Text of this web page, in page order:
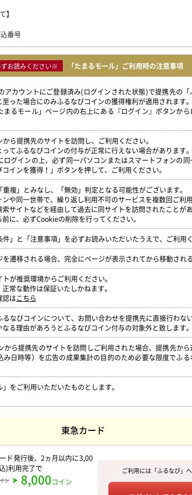
】
番号
お読みください※ 「たまるモール」ご利用時の注意事項
アカウントにご登録済み(ログインされた状態)で提携先の
った場合にのみふるなびコインの獲得権利が適用されます。
るモール」ページ内の右上にある『ログイン』ボタンか
ら提携先のサイトを訪問し、ご利用ください。
てふるなびコインの付与が正常に行えない場合があります。
グインの上、必ず同一パソコンまたはスマートフォンの
インを獲得！」ボタンを押して、ご利用ください。
複」とみなし、「無効」判定となる可能性がございます。
や同一世帯で、繰り返し利用不可のサービスを複数回ご利
サイトなどを経由して過去に同サイトを訪問されたことが
に、必ずCookieの削除を行ってください。
」と「注意事項」を必ずお読みいただいたうえで、ご利用く
遷移される場合、完全にページが表示されてから移動され
が推奨環境からご利用ください。
常な動作は保証いたしかねます。
認はこちら
なびコインについて、お問い合わせを提携先に直接行わな
る理由があろうとふるなびコイン付与の対象外と致します
から提携先のサイトを訪問しご利用された場合、提携先か
日時等）を広告の成果集計の目的のため必要な限度でふ
をご利用いただいたものとします。
東急カード
ド発行後、2ヵ月以内に3,00
)利用完了で
ン 8,000コイン
ご利用には「ふるなび」